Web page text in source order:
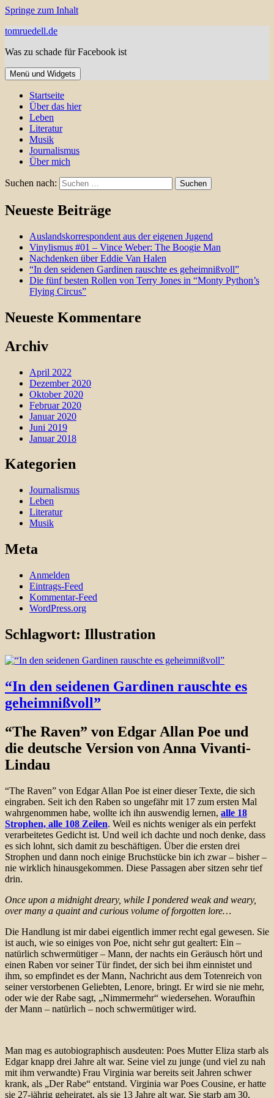
Springe zum Inhalt
tomruedell.de
Was zu schade für Facebook ist
Menü und Widgets
Startseite
Über das hier
Leben
Literatur
Musik
Journalismus
Über mich
Suchen nach:
Neueste Beiträge
Auslandskorrespondent aus der eigenen Jugend
Vinylismus #01 – Vince Weber: The Boogie Man
Nachdenken über Eddie Van Halen
“In den seidenen Gardinen rauschte es geheimnißvoll”
Die fünf besten Rollen von Terry Jones in “Monty Python’s
Flying Circus”
Neueste Kommentare
Archiv
April 2022
Dezember 2020
Oktober 2020
Februar 2020
Januar 2020
Juni 2019
Januar 2018
Kategorien
Journalismus
Leben
Literatur
Musik
Meta
Anmelden
Eintrags-Feed
Kommentar-Feed
WordPress.org
Schlagwort: Illustration
“In den seidenen Gardinen rauschte es
geheimnißvoll”
“The Raven” von Edgar Allan Poe und
die deutsche Version von Anna Vivanti-
Lindau
“The Raven” von Edgar Allan Poe ist einer dieser Texte, die sich
eingraben. Seit ich den Raben so ungefähr mit 17 zum ersten Mal
wahrgenommen habe, wollte ich ihn auswendig lernen, alle 18
Strophen, alle 108 Zeilen. Weil es nichts weniger als ein perfekt
verarbeitetes Gedicht ist. Und weil ich dachte und noch denke, dass
es sich lohnt, sich damit zu beschäftigen. Über die ersten drei
Strophen und dann noch einige Bruchstücke bin ich zwar – bisher –
nie wirklich hinausgekommen. Diese Passagen aber sitzen sehr tief
drin.
Once upon a midnight dreary, while I pondered weak and weary,
over many a quaint and curious volume of forgotten lore…
Die Handlung ist mir dabei eigentlich immer recht egal gewesen. Sie
ist auch, wie so einiges von Poe, nicht sehr gut gealtert: Ein –
natürlich schwermütiger – Mann, der nachts ein Geräusch hört und
einen Raben vor seiner Tür findet, der sich bei ihm einnistet und
ihm, so empfindet es der Mann, Nachricht aus dem Totenreich von
seiner verstorbenen Geliebten, Lenore, bringt. Er wird sie nie mehr,
oder wie der Rabe sagt, „Nimmermehr“ wiedersehen. Woraufhin
der Mann – natürlich – noch schwermütiger wird.
Man mag es autobiographisch ausdeuten: Poes Mutter Eliza starb als
Edgar knapp drei Jahre alt war. Seine viel zu junge (und viel zu nah
mit ihm verwandte) Frau Virginia war bereits seit Jahren schwer
krank, als „Der Rabe“ entstand. Virginia war Poes Cousine, er hatte
sie 27-jährig geheiratet, als sie 13 Jahre alt war. Sie starb am 30.